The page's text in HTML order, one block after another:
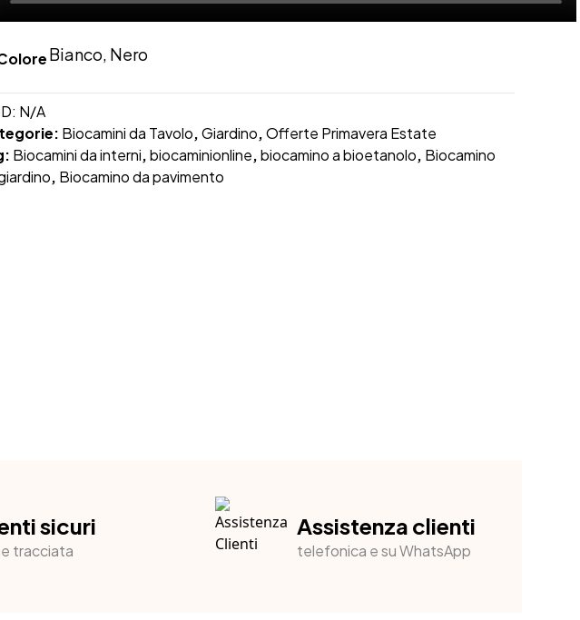
Bianco, Nero
N/A
Biocamini da Tavolo,Giardino,Offerte Primavera Estate
Biocamini da interni,biocaminionline,biocamino a bioetanolo, Biocamino
, Biocamino da pavimento
sicuri
tracciata
Assistenza clienti
telefonica e su WhatsApp